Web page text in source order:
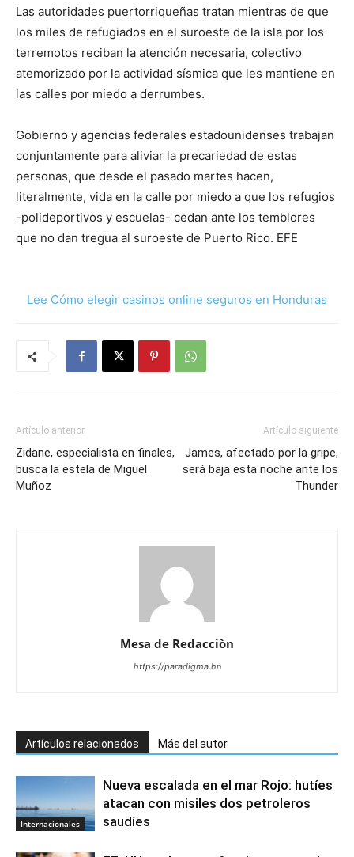
Las autoridades puertorriqueñas tratan mientras de que
los miles de refugiados en el suroeste de la isla por los
terremotos reciban la atención necesaria, colectivo
atemorizado por la actividad sísmica que les mantiene en
las calles por miedo a derrumbes.
Gobierno y agencias federales estadounidenses trabajan
conjuntamente para aliviar la precariedad de estas
personas, que desde el pasado martes hacen,
literalmente, vida en la calle por miedo a que los refugios
-polideportivos y escuelas- cedan ante los temblores
que no dan tregua al suroeste de Puerto Rico. EFE
Lee Cómo elegir casinos online seguros en Honduras
Artículo anterior
Zidane, especialista en finales,
busca la estela de Miguel
Muñoz
Artículo siguiente
James, afectado por la gripe,
será baja esta noche ante los
Thunder
Mesa de Redacciòn
https://paradigma.hn
Artículos relacionados Más del autor
Internacionales
Nueva escalada en el mar Rojo: hutíes
atacan con misiles dos petroleros
saudíes